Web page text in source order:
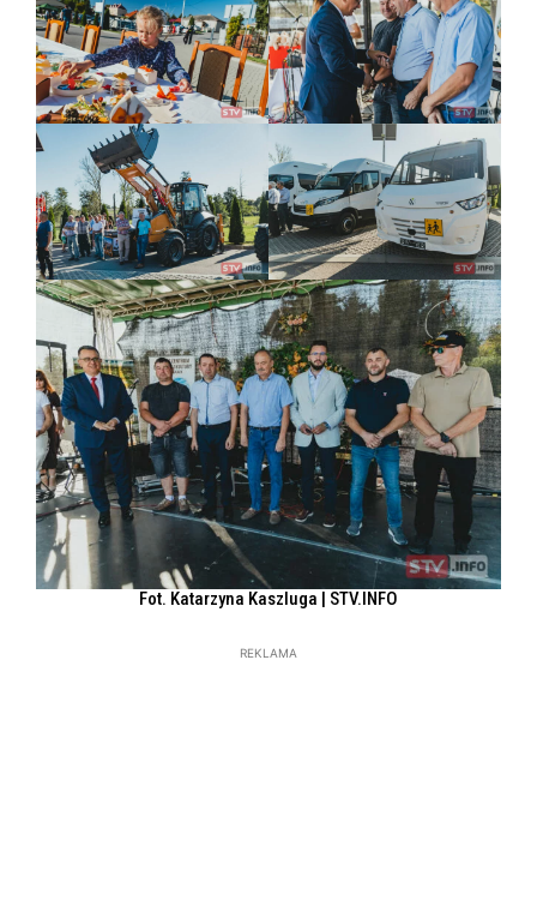
Fot. Katarzyna Kaszluga | STV.INFO
REKLAMA